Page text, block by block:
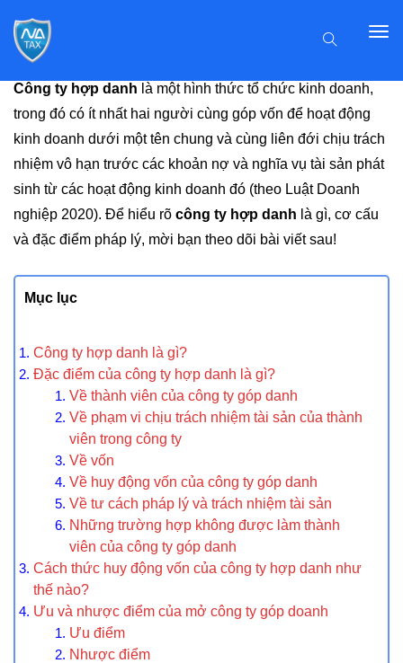
Công ty hợp danh là một hình thức tổ chức kinh doanh,
trong đó có ít nhất hai người cùng góp vốn để hoạt động
kinh doanh dưới một tên chung và cùng liên đới chịu trách
nhiệm vô hạn trước các khoản nợ và nghĩa vụ tài sản phát
sinh từ các hoạt động kinh doanh đó (theo Luật Doanh
nghiệp 2020). Để hiểu rõ công ty hợp danh là gì, cơ cấu
và đặc điểm pháp lý, mời bạn theo dõi bài viết sau!
Mục lục
Công ty hợp danh là gì?
Đặc điểm của công ty hợp danh là gì?
Về thành viên của công ty góp danh
Về phạm vi chịu trách nhiệm tài sản của thành
viên trong công ty
Về vốn
Về huy động vốn của công ty góp danh
Về tư cách pháp lý và trách nhiệm tài sản
Những trường hợp không được làm thành
viên của công ty góp danh
Cách thức huy động vốn của công ty hợp danh như
thế nào?
Ưu và nhược điểm của mở công ty góp doanh
Ưu điểm
Nhược điểm